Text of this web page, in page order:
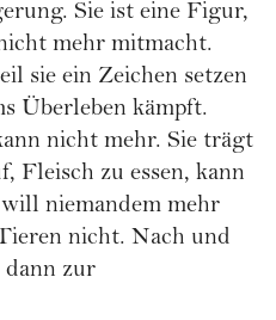
Sie ist eine Figur,
mehr mitmacht.
sie ein Zeichen setzen
Überleben kämpft.
nicht mehr. Sie trägt
Fleisch zu essen, kann
niemandem mehr
nicht. Nach und
zur